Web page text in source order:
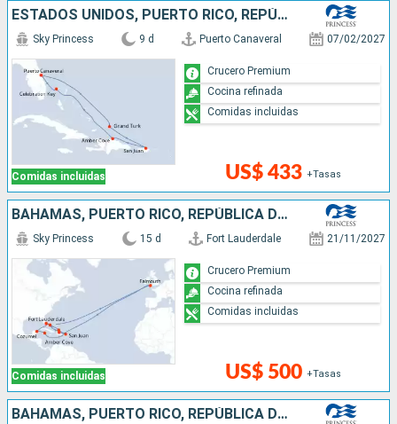
ESTADOS UNIDOS, PUERTO RICO, REPÚBLICA DOMINICANA, BAHAMAS
Comidas incluidas
Sky Princess 9 d Puerto Canaveral 07/02/2027
US$ 433 +Tasas
Crucero Premium
Cocina refinada
Comidas incluidas
BAHAMAS, PUERTO RICO, REPÚBLICA DOMINICANA, REINO UNIDO, ISLAS CAIMÁN, MÉXICO, ESTADOS UNIDOS
Comidas incluidas
Sky Princess 15 d Fort Lauderdale 21/11/2027
US$ 500 +Tasas
Crucero Premium
Cocina refinada
Comidas incluidas
BAHAMAS, PUERTO RICO, REPÚBLICA DOMINICANA, ESTADOS UNIDOS